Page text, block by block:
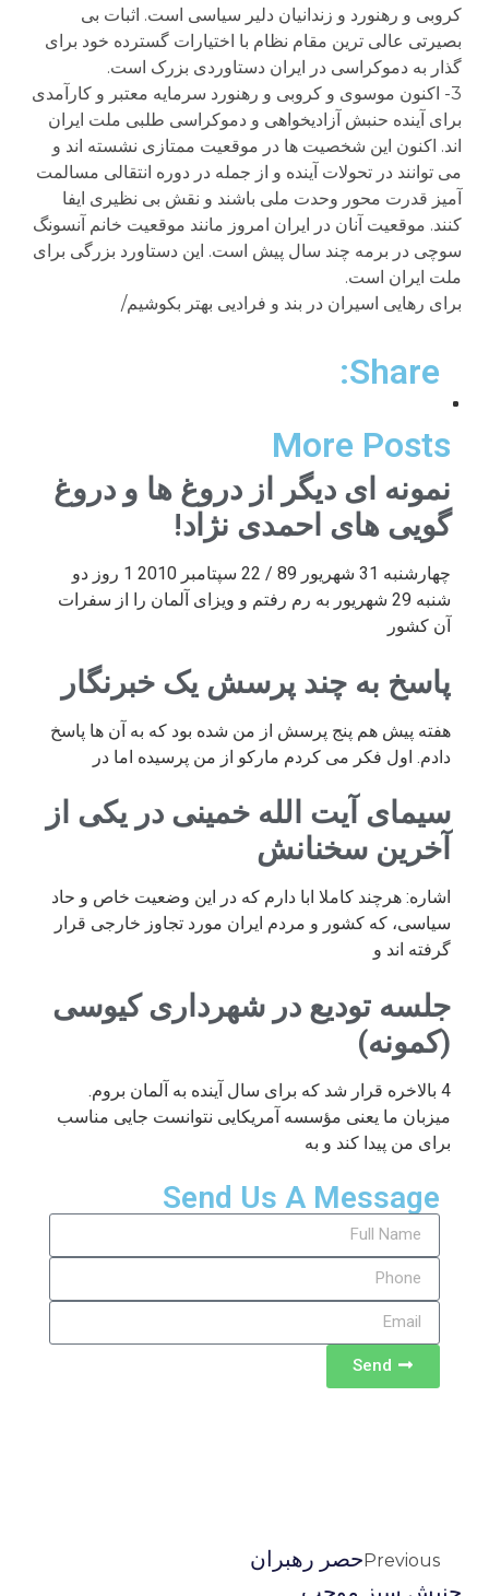
کروبی و رهنورد و زندانیان دلیر سیاسی است. اثبات بی
بصیرتی عالی ترین مقام نظام با اختیارات گسترده خود برای
گذار به دموکراسی در ایران دستاوردی بزرک است.
3- اکنون موسوی و کروبی و رهنورد سرمایه معتبر و کارآمدی
برای آینده حنبش آزادیخواهی و دموکراسی طلبی ملت ایران
اند. اکنون این شخصیت ها در موقعیت ممتازی نشسته اند و
می توانند در تحولات آینده و از جمله در دوره انتقالی مسالمت
آمیز قدرت محور وحدت ملی باشند و نقش بی نظیری ایفا
کنند. موقعیت آنان در ایران امروز مانند موقعیت خانم آنسونگ
سوچی در برمه چند سال پیش است. این دستاورد بزرگی برای
ملت ایران است.
برای رهایی اسیران در بند و فرادیی بهتر بکوشیم/
Share:
More Posts
نمونه ای دیگر از دروغ ها و دروغ
گویی های احمدی نژاد!
چهارشنبه 31 شهریور 89 / 22 سپتامبر 2010 1 روز دو
شنبه 29 شهریور به رم رفتم و ویزای آلمان را از سفرات
آن کشور
پاسخ به چند پرسش یک خبرنگار
هفته پیش هم پنج پرسش از من شده بود که به آن ها پاسخ
دادم. اول فکر می کردم مارکو از من پرسیده اما در
سیمای آیت الله خمینی در یکی از
آخرین سخنانش
اشاره: هرچند کاملا ابا دارم که در این وضعیت خاص و حاد
سیاسی، که کشور و مردم ایران مورد تجاوز خارجی قرار
گرفته اند و
جلسه تودیع در شهرداری کیوسی
(کمونه)
4 بالاخره قرار شد که برای سال آینده به آلمان بروم.
میزبان ما یعنی مؤسسه آمریکایی نتوانست جایی مناسب
برای من پیدا کند و به
Send Us A Message
Send
Previousحصر رهبران